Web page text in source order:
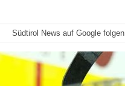
Südtirol News auf Google folgen